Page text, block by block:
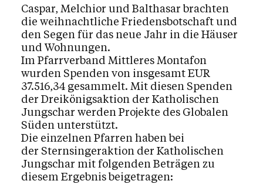
Caspar, Melchior und Balthasar brachten
die weihnachtliche Friedensbotschaft und
den Segen für das neue Jahr in die Häuser
und Wohnungen.
Im Pfarrverband Mittleres Montafon
wurden Spenden von insgesamt EUR
37.516,34 gesammelt. Mit diesen Spenden
der Dreikönigsaktion der Katholischen
Jungschar werden Projekte des Globalen
Süden unterstützt.
Die einzelnen Pfarren haben bei
der Sternsingeraktion der Katholischen
Jungschar mit folgenden Beträgen zu
diesem Ergebnis beigetragen: